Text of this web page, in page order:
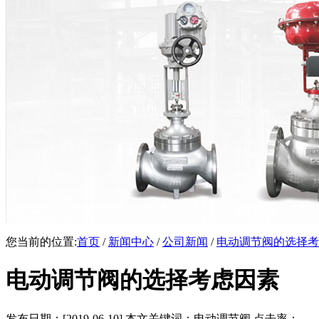
您当前的位置:首页 / 新闻中心 /公司新闻 / 电动调节阀的选择
电动调节阀的选择考虑因素